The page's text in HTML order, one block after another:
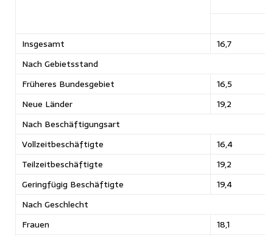
Insgesamt
16,7
Nach Gebietsstand
Früheres Bundesgebiet
16,5
Neue Länder
19,2
Nach Beschäftigungsart
Vollzeitbeschäftigte
16,4
Teilzeitbeschäftigte
19,2
Geringfügig Beschäftigte
19,4
Nach Geschlecht
Frauen
18,1